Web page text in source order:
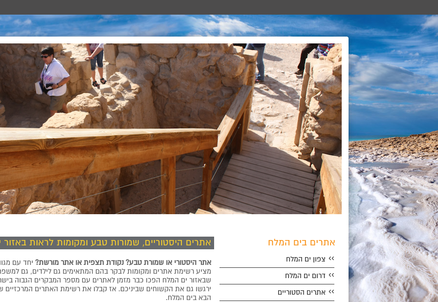
אתרים בים המלח
›› צפון ים המלח
›› דרום ים המלח
›› אתרים הסטוריים
אתרים היסטוריים, שמורות טבע ומקומות לראות
אתר היסטורי או שמורת טבע? נקודת תצפית או אתר מורשת? יחד עם
מציע רשימת אתרים ומקומות לבקר בהם המתאימים גם לילדים, גם
שבאזור ים המלח הפכו כבר מזמן לאתרים עם מספר המבקרים הגבוה
ירגשו גם את הקשוחים שביניכם. אז קבלו את רשימת האתרים המרכזיים
הבא בים המלח.